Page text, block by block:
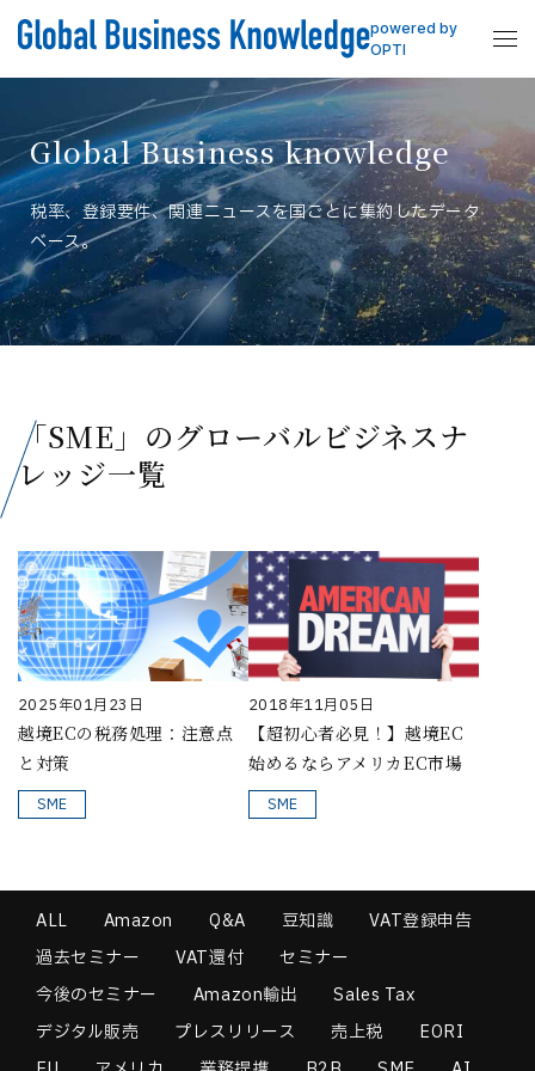
powered by
OPTI
Global Business knowledge
税率、登録要件、関連ニュースを国ごとに集約したデータ
ベース。
「SME」のグローバルビジネスナ
レッジ一覧
2025年01月23日
越境ECの税務処理：注意点
と対策
SME
2018年11月05日
【超初心者必見！】越境EC
始めるならアメリカEC市場
SME
ALL Amazon Q&A 豆知識
VAT登録申告
過去セミナー
VAT還付
セミナー
今後のセミナー
Amazon輸出
Sales Tax
デジタル販売
プレスリリース 売上税
EORI